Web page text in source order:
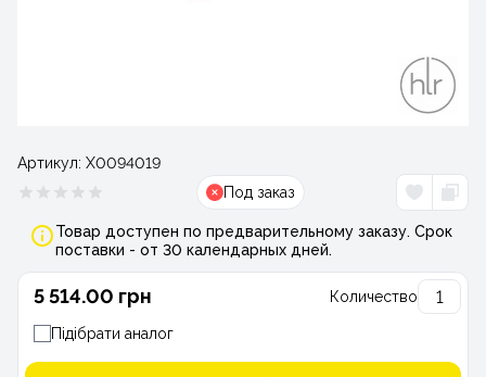
Артикул: Х0094019
Под заказ
Товар доступен по предварительному заказу. Срок
поставки - от 30 календарных дней.
5 514.00 грн Количество
Підібрати аналог